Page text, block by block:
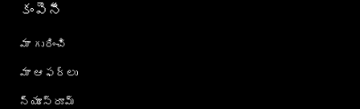
కంపెనీ
మా గురించి
మా ఆఫర్లు
న్యూస్‌రూమ్